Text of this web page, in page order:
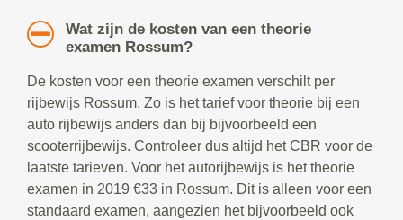
Wat zijn de kosten van een theorie
examen Rossum?
De kosten voor een theorie examen verschilt per
rijbewijs Rossum. Zo is het tarief voor theorie bij een
auto rijbewijs anders dan bij bijvoorbeeld een
scooterrijbewijs. Controleer dus altijd het CBR voor de
laatste tarieven. Voor het autorijbewijs is het theorie
examen in 2019 €33 in Rossum. Dit is alleen voor een
standaard examen, aangezien het bijvoorbeeld ook